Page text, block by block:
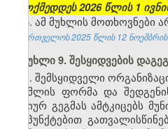
(ამოქმედდეს 2026 წლის 1
5. ამ მუხლის მოთხოვნები
საქართველოს 2025 წლის 12
მუხლი 9. შესყიდვების
1. შემსყიდველი
რომლის ფორმა და
წლიურ გეგმას ამტკიცებს
ქვეპუნქტებით